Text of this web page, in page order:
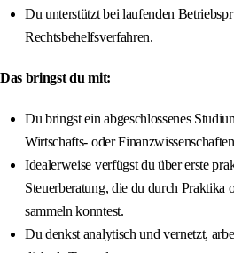
Du unterstützt bei laufenden
Rechtsbehelfsverfahren.
Das bringst du mit:
Du bringst ein abgeschlossenes
Wirtschafts- oder
Idealerweise verfügst du über erste
Steuerberatung, die du durch Praktika
sammeln konntest.
Du denkst analytisch und vernetzt,